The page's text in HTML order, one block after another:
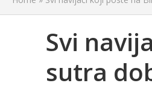
Svi
sutra